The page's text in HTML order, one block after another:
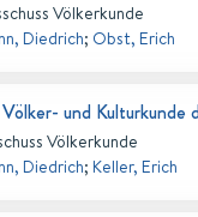
Völkerkunde
Diedrich; Obst, Erich
und Kulturkunde
Völkerkunde
Diedrich; Keller, Erich